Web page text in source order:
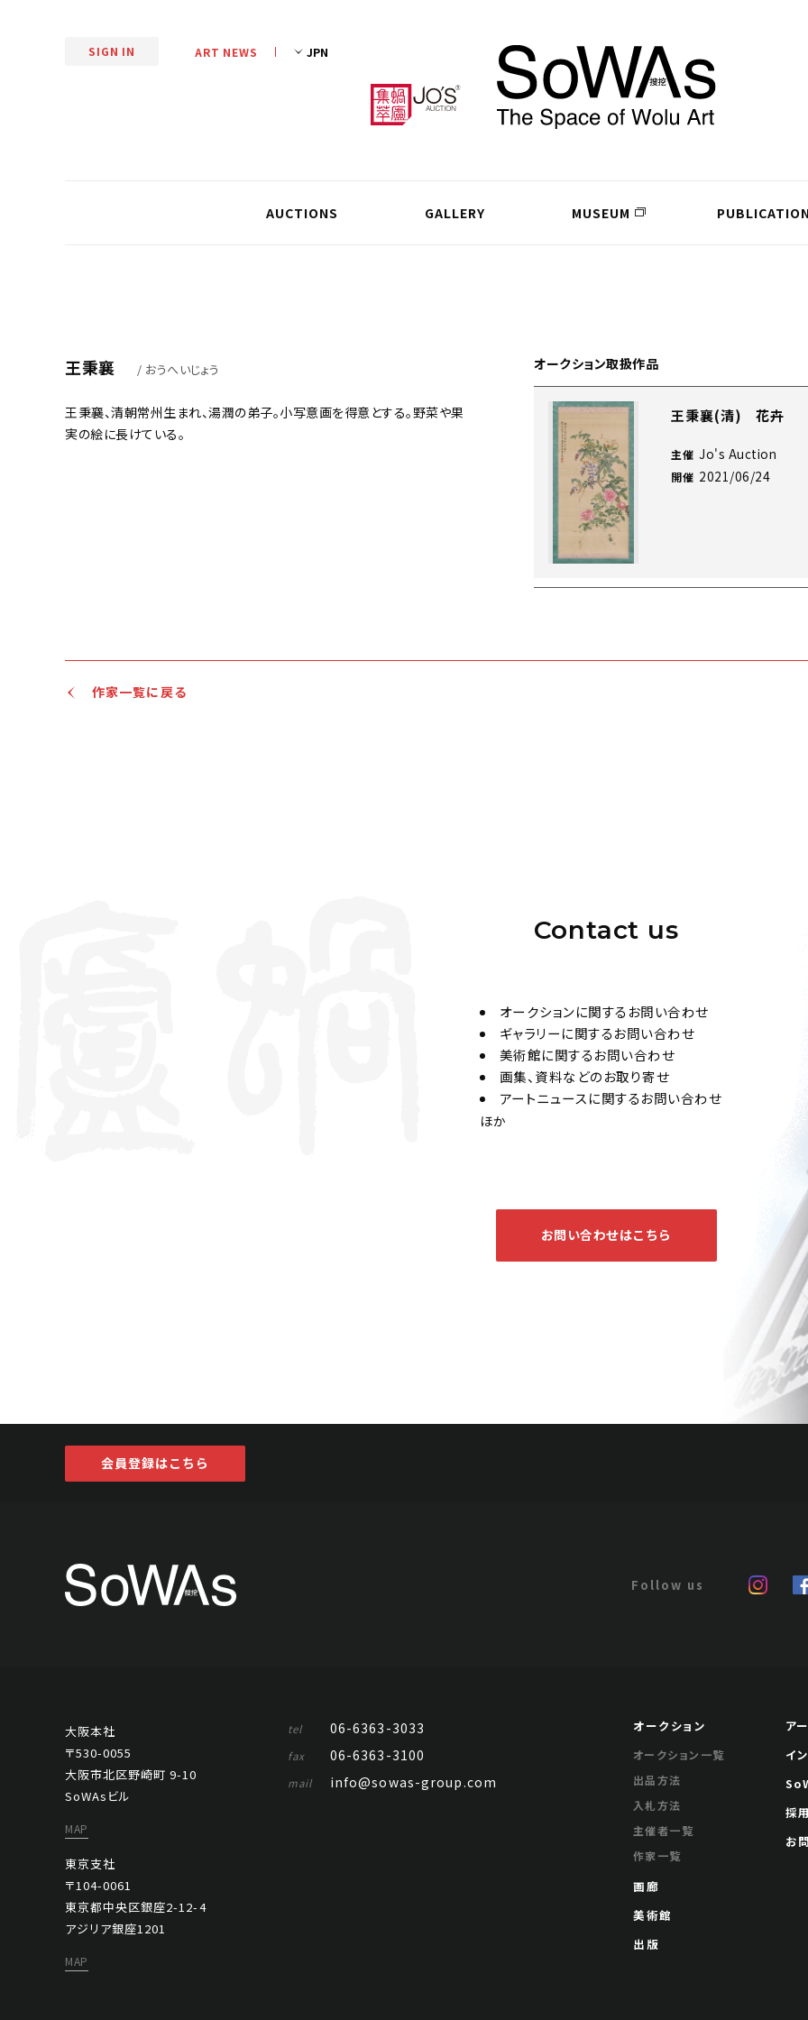
SIGN IN ART NEWS
AUCTIONS GALLERY MUSEUM
王秉襄 / おうへいじょう
王秉襄、清朝常州生まれ、湯潤の弟子。小写意画を得意とする。野菜や果
実の絵に長けている。
オークション取扱作品
王秉襄(清) 花卉
主催 Jo's Auction
開催 2021/06/24
作家一覧に戻る
Contact us
オークションに関するお問い合わせ
ギャラリーに関するお問い合わせ
美術館に関するお問い合わせ
画集、資料などのお取り寄せ
アートニュースに関するお問い合わせ
ほか
お問い合わせはこちら
会員登録はこちら
大阪本社
〒530-0055
大阪市北区野崎町 9-10
SoWAsビル
MAP
東京支社
〒104-0061
東京都中央区銀座2-12-4
アジリア銀座1201
MAP
tel 06-6363-3033
fax 06-6363-3100
mail info@sowas-group.com
オークション
オークション一覧
出品方法
入札方法
主催者一覧
作家一覧
画廊
美術館
出版
ア
イ
採
お